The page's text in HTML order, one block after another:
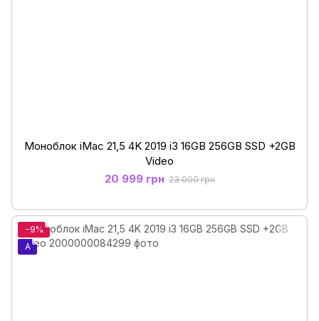
Моноблок iMac 21,5 4K 2019 i3 16GB 256GB SSD +2GB
Video
20 999 грн 23 000 грн
−9%
A